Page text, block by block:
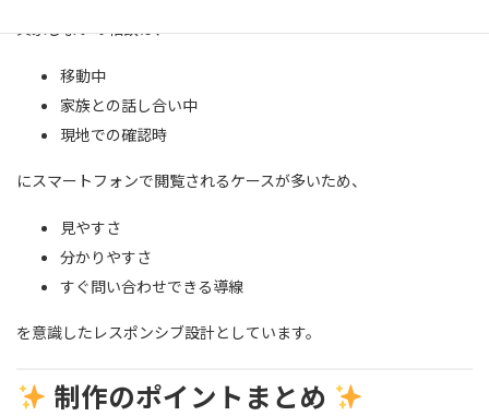
実家じまいの相談は、
移動中
家族との話し合い中
現地での確認時
にスマートフォンで閲覧されるケースが多いため、
見やすさ
分かりやすさ
すぐ問い合わせできる導線
を意識したレスポンシブ設計としています。
制作のポイントまとめ